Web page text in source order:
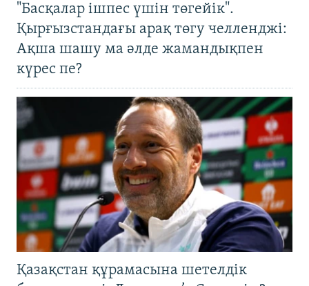
"Басқалар ішпес үшін төгейік".
Қырғызстандағы арақ төгу челленджі:
Ақша шашу ма әлде жамандықпен
күрес пе?
Қазақстан құрамасына шетелдік